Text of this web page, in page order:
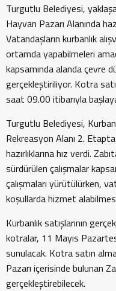
Turgutlu Belediyesi,
Hayvan Pazarı Alanında
Vatandaşların kurbanlık
ortamda yapabilmeleri
kapsamında alanda çevre
gerçekleştiriliyor. Kotra
saat 09.00 itibarıyla
Turgutlu Belediyesi,
Rekreasyon Alanı 2.
hazırlıklarına hız verdi.
sürdürülen çalışmalar
çalışmaları yürütülürken,
koşullarda hizmet alabilmesi
Kurbanlık satışlarının
kotralar, 11 Mayıs
sunulacak. Kotra satın
Pazarı içerisinde bulunan
gerçekleştirebilecek.